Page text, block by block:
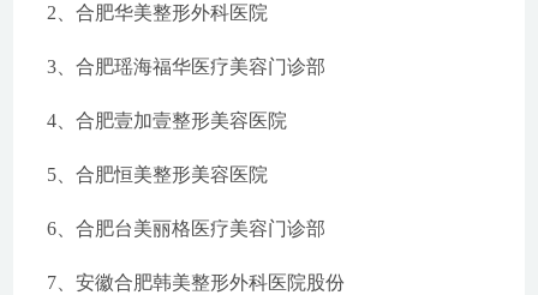
2、合肥华美整形外科医院
3、合肥瑶海福华医疗美容门诊部
4、合肥壹加壹整形美容医院
5、合肥恒美整形美容医院
6、合肥台美丽格医疗美容门诊部
7、安徽合肥韩美整形外科医院股份